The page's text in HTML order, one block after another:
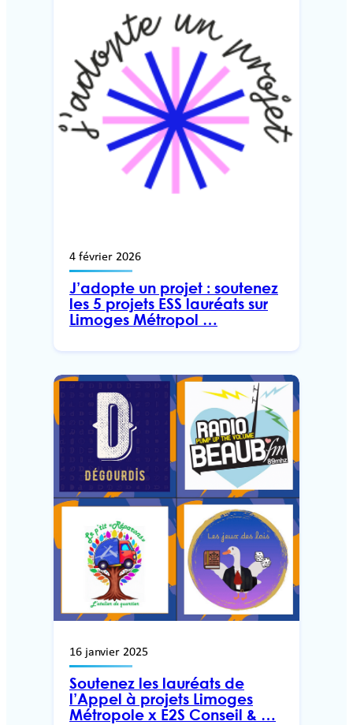
4 février 2026
J’adopte un projet : soutenez
les 5 projets ESS lauréats sur
Limoges Métropol …
16 janvier 2025
Soutenez les lauréats de
l’Appel à projets Limoges
Métropole x E2S Conseil & …